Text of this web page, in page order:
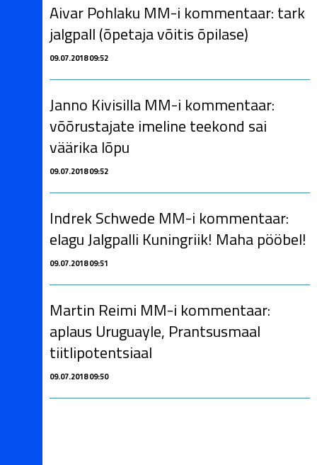
Aivar Pohlaku MM-i kommentaar: tark
jalgpall (õpetaja võitis õpilase)
09.07.2018 09:52
Janno Kivisilla MM-i kommentaar:
võõrustajate imeline teekond sai
väärika lõpu
09.07.2018 09:52
Indrek Schwede MM-i kommentaar:
elagu Jalgpalli Kuningriik! Maha pööbel!
09.07.2018 09:51
Martin Reimi MM-i kommentaar:
aplaus Uruguayle, Prantsusmaal
tiitlipotentsiaal
09.07.2018 09:50